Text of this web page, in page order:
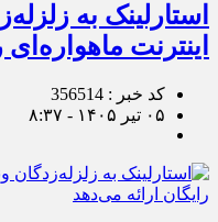
استارلینک به
اینترنت
کد خبر : 356514
۰۵ تیر ۱۴۰۵ - ۸:۳۷